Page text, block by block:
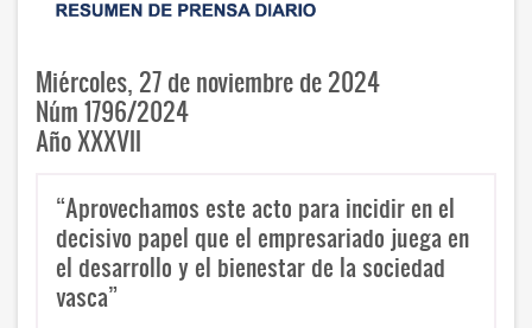
Miércoles, 27 de noviembre de 2024
Núm 1796/2024
Año XXXVII
“Aprovechamos este acto para incidir en el
decisivo papel que el empresariado juega en
el desarrollo y el bienestar de la sociedad
vasca”